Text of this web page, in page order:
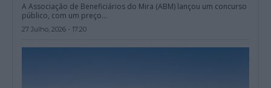
A Associação de Beneficiários do Mira (ABM) lançou um concurso
público, com um preço...
27 Julho, 2026 - 17:20